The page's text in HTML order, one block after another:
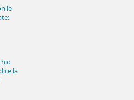
le
la